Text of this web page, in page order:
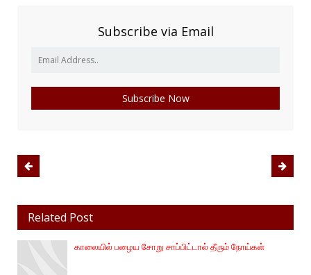
Subscribe via Email
Related Post
காலையில் பழைய சோறு சாப்பிட்டால் தீரும் நோய்கள்